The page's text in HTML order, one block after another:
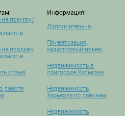
на покупку/
на продажу
отзыв
работе
Информация:
Дополнительно
Приватизация,
кадастровый номер
Недвижимость в
пригороде Харькова
Недвижимость
Харькова по районам
Недвижимость